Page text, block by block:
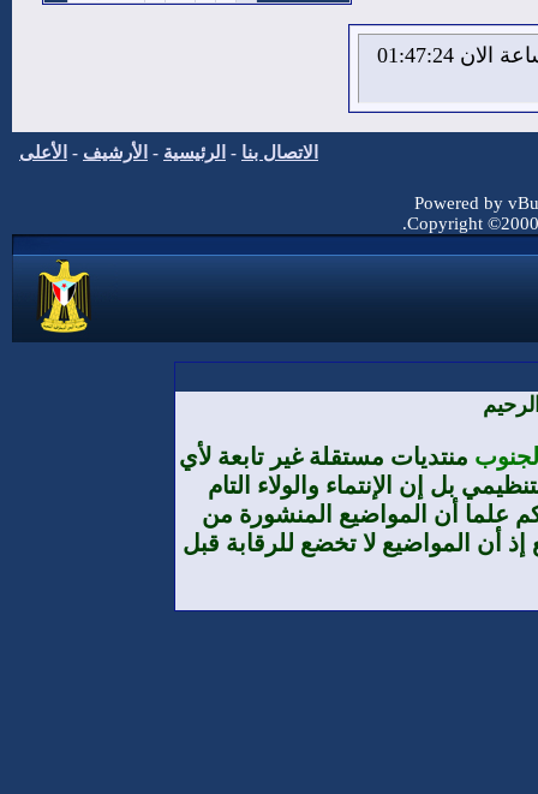
الاحد 9 من اغسطس 2026 , الساعة الان 01:47:25
الاتصال بنا - الرئيسية - الأرشيف - الأعلى
Powered by
Copyright
منتديات مستقلة غير تابعة لأي
بل إن الإنتماء والولاء التام
علما أن المواضيع المنشورة من
أن المواضيع لا تخضع للرقابة قبل